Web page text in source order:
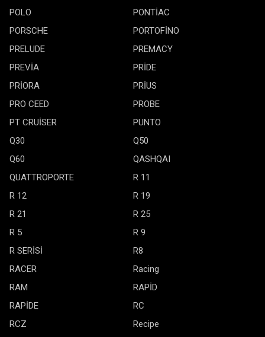
POLO
PONTİAC
PORSCHE
PORTOFİNO
PRELUDE
PREMACY
PREVİA
PRİDE
PRİORA
PRİUS
PRO CEED
PROBE
PT CRUİSER
PUNTO
Q30
Q50
Q60
QASHQAI
QUATTROPORTE
R 11
R 12
R 19
R 21
R 25
R 5
R 9
R SERİSİ
R8
RACER
Racing
RAM
RAPİD
RAPİDE
RC
RCZ
Recipe